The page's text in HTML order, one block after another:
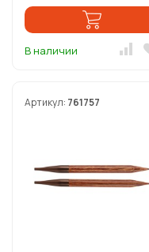
В наличии
Артикул: 761757